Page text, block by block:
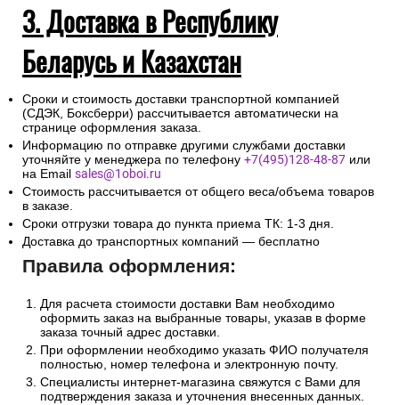
3. Доставка в Республику
Беларусь и Казахстан
Сроки и стоимость доставки транспортной компанией
(СДЭК, Боксберри) рассчитывается автоматически на
странице оформления заказа.
Информацию по отправке другими службами доставки
уточняйте у менеджера по телефону +7(495)128-48-87 или
на Email sales@1oboi.ru
Стоимость рассчитывается от общего веса/объема товаров
в заказе.
Сроки отгрузки товара до пункта приема ТК: 1-3 дня.
Доставка до транспортных компаний — бесплатно
Правила оформления:
Для расчета стоимости доставки Вам необходимо
оформить заказ на выбранные товары, указав в форме
заказа точный адрес доставки.
При оформлении необходимо указать ФИО получателя
полностью, номер телефона и электронную почту.
Специалисты интернет-магазина свяжутся с Вами для
подтверждения заказа и уточнения внесенных данных.